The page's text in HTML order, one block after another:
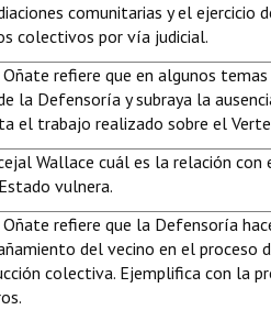
comunitarias y el ejercicio
colectivos por vía judicial.
Oñate refiere que en algunos
la Defensoría y subraya la
el trabajo realizado sobre el
Wallace cuál es la relación
vulnera.
Oñate refiere que la Defensoría
del vecino en el proceso
colectiva. Ejemplifica con la